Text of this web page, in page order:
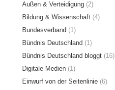
Außen & Verteidigung (2)
Bildung & Wissenschaft (4)
Bundesverband (1)
Bündnis Deutschland (1)
Bündnis Deutschland bloggt (16)
Digitale Medien (1)
Einwurf von der Seitenlinie (6)